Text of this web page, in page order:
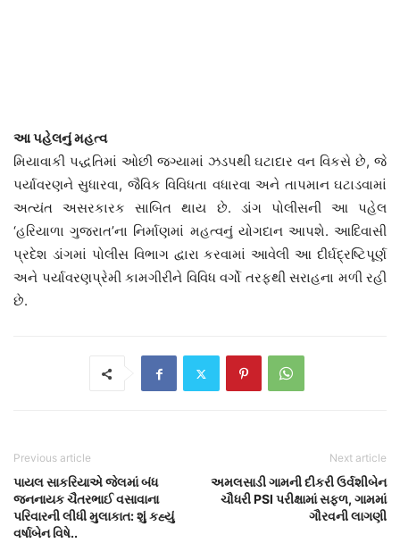
આ પહેલનું મહત્વ
મિયાવાકી પદ્ધતિમાં ઓછી જગ્યામાં ઝડપથી ઘટાદાર વન વિકસે છે, જે
પર્યાવરણને સુધારવા, જૈવિક વિવિધતા વધારવા અને તાપમાન ઘટાડવામાં
અત્યંત અસરકારક સાબિત થાય છે. ડાંગ પોલીસની આ પહેલ
‘હરિયાળા ગુજરાત’ના નિર્માણમાં મહત્વનું યોગદાન આપશે. આદિવાસી
પ્રદેશ ડાંગમાં પોલીસ વિભાગ દ્વારા કરવામાં આવેલી આ દીર્ઘદ્રષ્ટિપૂર્ણ
અને પર્યાવરણપ્રેમી કામગીરીને વિવિધ વર્ગો તરફથી સરાહના મળી રહી
છે.
Previous article
પાયલ સાકરિયાએ જેલમાં બંધ
જનનાયક ચૈતરભાઈ વસાવાના
પરિવારની લીધી મુલાકાત: શું કહ્યું
વર્ષાબેન વિષે..
Next article
અમલસાડી ગામની દીકરી ઉર્વશીબેન
ચૌધરી PSI પરીક્ષામાં સફળ, ગામમાં
ગૌરવની લાગણી